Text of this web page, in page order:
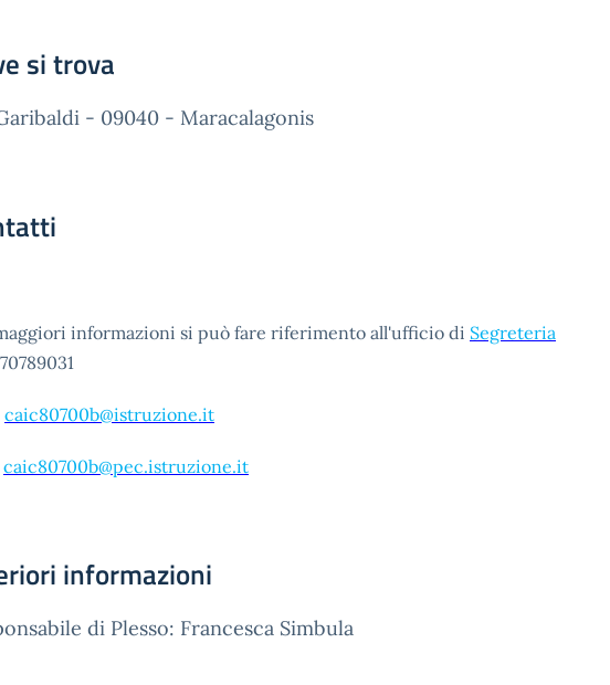
si trova
- 09040 - Maracalagonis
informazioni si può fare riferimento all'ufficio di Segreteria
caic80700b@istruzione.it
caic80700b@pec.istruzione.it
informazioni
di Plesso: Francesca Simbula